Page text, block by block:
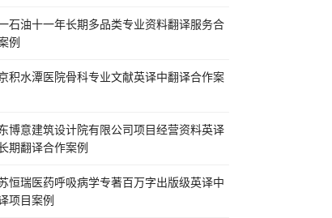
石油十一年长期多品类专业资料翻译服务合
例
积水潭医院骨科专业文献英译中翻译合作案
博意建筑设计院有限公司项目经营资料英译
期翻译合作案例
恒瑞医药呼吸病学专著百万字出版级英译中
项目案例